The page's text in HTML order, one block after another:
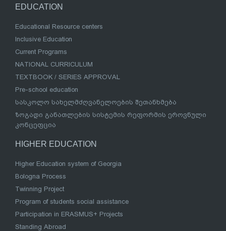
EDUCATION
Educational Resource centers
Inclusive Education
Current Programs
NATIONAL CURRICULUM
TEXTBOOK / SERIES APPROVAL
Pre-school education
სასკოლო სახელმძღვანელოების შეთანხმება
ზოგადი განათლების სისტემის რეფორმის ეროვნული
კონცეფცია
HIGHER EDUCATION
Higher Education system of Georgia
Bologna Process
Twinning Project
Program of students social assistance
Participation in ERASMUS+ Projects
Standing Abroad